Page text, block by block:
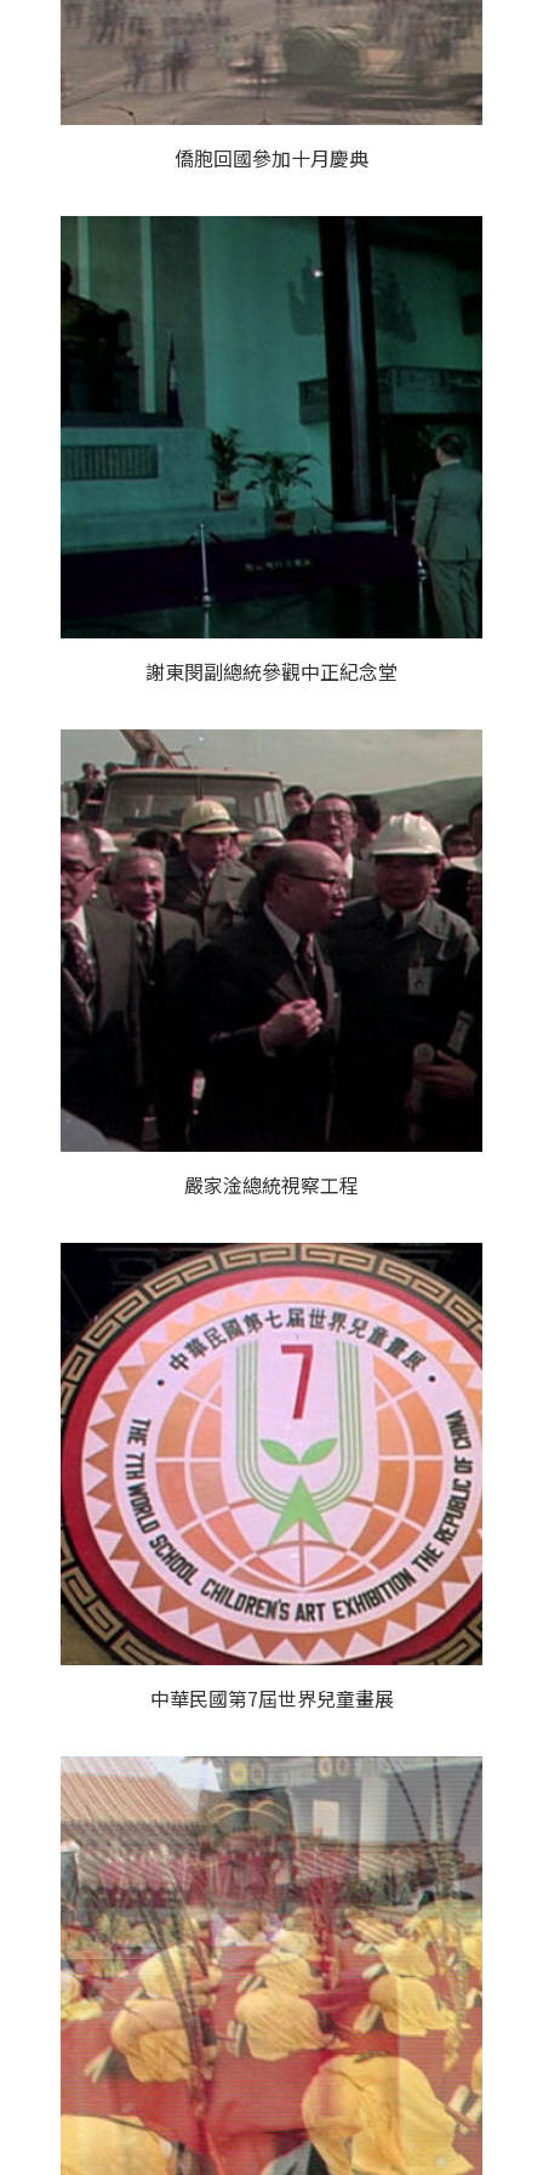
僑胞回國參加十月慶典
謝東閔副總統參觀中正紀念堂
嚴家淦總統視察工程
中華民國第7屆世界兒童畫展